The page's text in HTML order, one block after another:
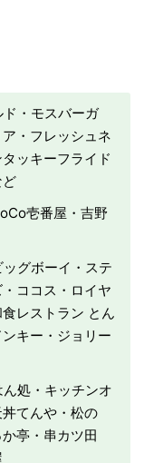
・モスバーガ
・フレッシュネ
ッキーフライド
壱番屋・吉野
グボーイ・ステ
ココス・ロイヤ
レストラン とん
キー・ジョリー
処・キッチンオ
てんや・松の
亭・串カツ田